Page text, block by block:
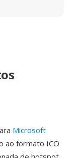
Microsoft
ao formato ICO